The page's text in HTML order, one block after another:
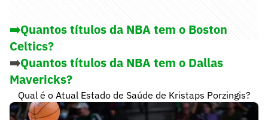
➡️Quantos títulos da NBA tem o Boston
Celtics?
➡️Quantos títulos da NBA tem o Dallas
Mavericks?
Qual é o Atual Estado de Saúde de Kristaps Porzingis?